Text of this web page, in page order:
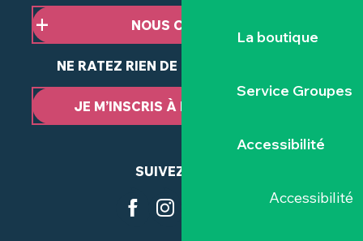
La boutique
Service Groupes
Accessibilité
Accessibilité
NOUS CONTACTER
NE RATEZ RIEN DE NOTRE ACTUALITÉ
JE M’INSCRIS À LA NEWSLETTER
SUIVEZ-NOUS